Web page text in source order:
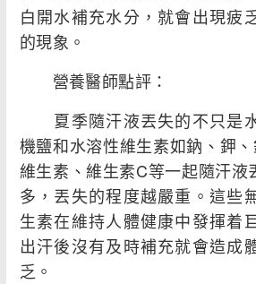
白開水補充水分，就會出現疲
的現象。
營養醫師點評：
夏季隨汗液丟失的不只是
機鹽和水溶性維生素如鈉、鉀
維生素、維生素C等一起隨汗液
多，丟失的程度越嚴重。這些
生素在維持人體健康中發揮着
出汗後沒有及時補充就會造成
乏。